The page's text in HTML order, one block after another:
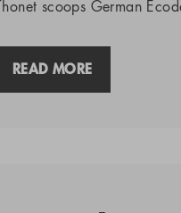
Thonet scoops German
READ MORE